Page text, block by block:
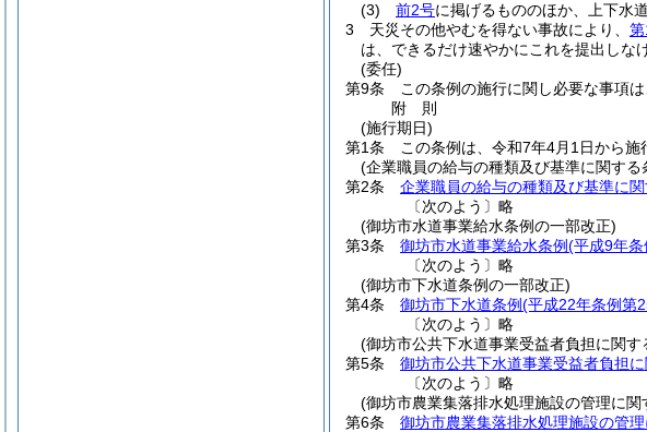
(3)
前2号に掲げるもののほか、上下水
3
天災その他やむを得ない事故により、
は、できるだけ速やかにこれを提出しな
(委任)
第9条
この条例の施行に関し必要な事項
附 則
(施行期日)
第1条
この条例は、令和7年4月1日から施
(企業職員の給与の種類及び基準に関する
第2条
企業職員の給与の種類及び基準に関
〔次のよう〕略
(御坊市水道事業給水条例の一部改正)
第3条
御坊市水道事業給水条例(平成9年
〔次のよう〕略
(御坊市下水道条例の一部改正)
第4条
御坊市下水道条例(平成22年条例第
〔次のよう〕略
(御坊市公共下水道事業受益者負担に関す
第5条
御坊市公共下水道事業受益者負担に
〔次のよう〕略
(御坊市農業集落排水処理施設の管理に関
第6条
御坊市農業集落排水処理施設の管